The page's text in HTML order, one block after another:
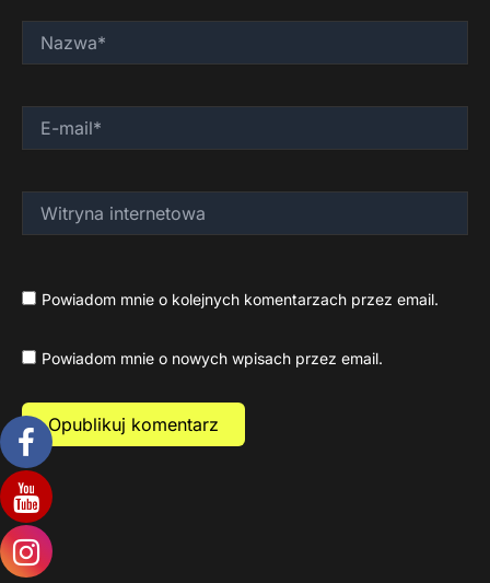
mail*
internetowa
Powiadom mnie o kolejnych komentarzach przez email.
Powiadom mnie o nowych wpisach przez email.